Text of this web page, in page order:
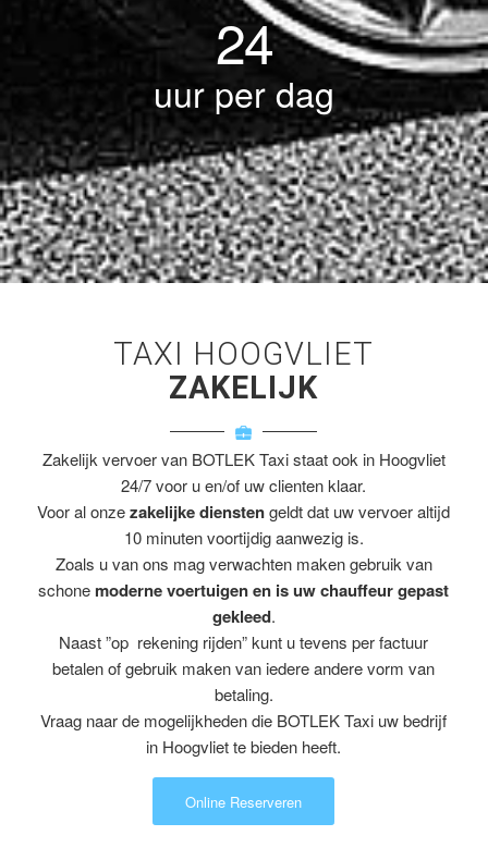
24
uur per dag
TAXI HOOGVLIET
ZAKELIJK
Zakelijk vervoer van BOTLEK Taxi staat ook in Hoogvliet
24/7 voor u en/of uw clienten klaar.
Voor al onzezakelijke dienstengeldt dat uw vervoer altijd
10 minuten voortijdig aanwezig is.
Zoals u van ons mag verwachten maken gebruik van
schone moderne voertuigen en is uw chauffeur gepast
gekleed.
Naast ”op rekening rijden” kunt u tevens per factuur
betalen of gebruik maken van iedere andere vorm van
betaling.
Vraag naar de mogelijkheden die BOTLEK Taxi uw bedrijf
in Hoogvliet te bieden heeft.
Online Reserveren